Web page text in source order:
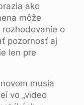
ako
môže
o
pozornosť aj
len pre
musia
vo „video